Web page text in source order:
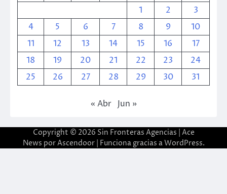
1
2
3
4
5 6 7 8 9
10
11
12 13 14 15 16
17
18
19 20 21 22 23
24
25
26 27 28 29 30 31
« Abr Jun »
Copyright © 2026 Sin Fronteras Agencias | Ace
News porAscendoor| Funciona gracias aWordPress.